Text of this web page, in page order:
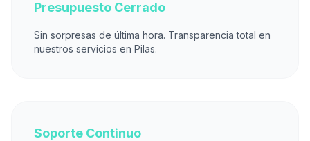
Presupuesto Cerrado
Sin sorpresas de última hora. Transparencia total en
nuestros servicios en Pilas.
Soporte Continuo